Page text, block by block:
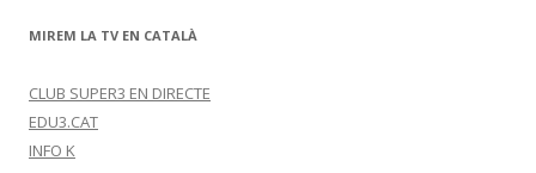
MIREM LA TV EN CATALÀ
CLUB SUPER3 EN DIRECTE
EDU3.CAT
INFO K